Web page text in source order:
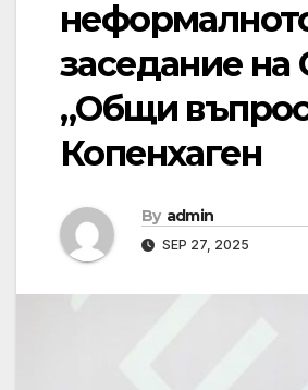
заседание на
„Общи
Копенхаген
By admin
SEP 27, 2025